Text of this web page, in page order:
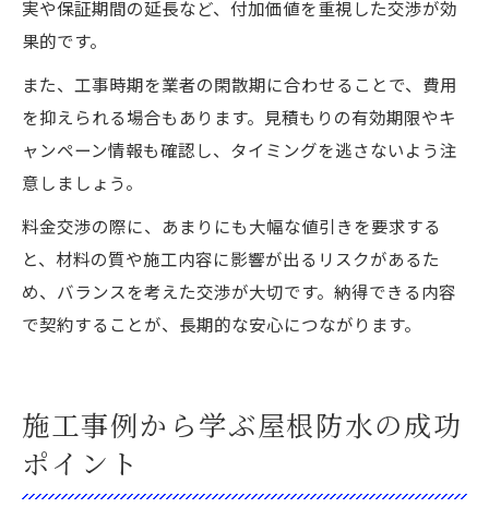
実や保証期間の延長など、付加価値を重視した交渉が効
果的です。
また、工事時期を業者の閑散期に合わせることで、費用
を抑えられる場合もあります。見積もりの有効期限やキ
ャンペーン情報も確認し、タイミングを逃さないよう注
意しましょう。
料金交渉の際に、あまりにも大幅な値引きを要求する
と、材料の質や施工内容に影響が出るリスクがあるた
め、バランスを考えた交渉が大切です。納得できる内容
で契約することが、長期的な安心につながります。
施工事例から学ぶ屋根防水の成功
ポイント